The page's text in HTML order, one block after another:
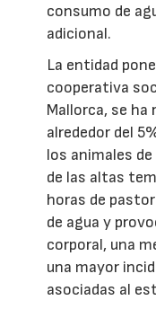
consumo de
adicional.
La entidad
cooperativa
Mallorca, se
alrededor del
los animales
de las altas
horas de
de agua y
corporal, una
una mayor
asociadas al